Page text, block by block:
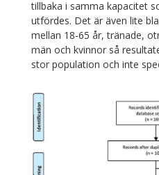
tillbaka i samma kapacitet
utfördes. Det är även lite
mellan 18-65 år, tränade,
män och kvinnor så
stor population och inte